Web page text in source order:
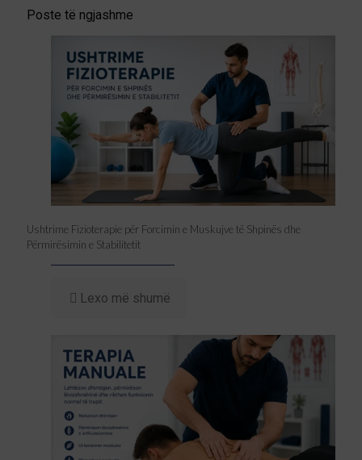
Poste të ngjashme
Ushtrime Fizioterapie për Forcimin e Muskujve të Shpinës dhe
Përmirësimin e Stabilitetit
Lexo më shumë